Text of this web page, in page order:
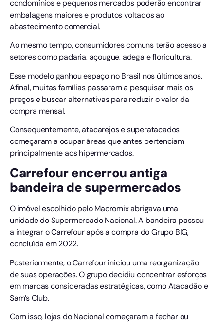
condomínios e pequenos mercados poderão encontrar
embalagens maiores e produtos voltados ao
abastecimento comercial.
Ao mesmo tempo, consumidores comuns terão acesso a
setores como padaria, açougue, adega e floricultura.
Esse modelo ganhou espaço no Brasil nos últimos anos.
Afinal, muitas famílias passaram a pesquisar mais os
preços e buscar alternativas para reduzir o valor da
compra mensal.
Consequentemente, atacarejos e superatacados
começaram a ocupar áreas que antes pertenciam
principalmente aos hipermercados.
Carrefour encerrou antiga
bandeira de supermercados
O imóvel escolhido pelo Macromix abrigava uma
unidade do Supermercado Nacional. A bandeira passou
a integrar o Carrefour após a compra do Grupo BIG,
concluída em 2022.
Posteriormente, o Carrefour iniciou uma reorganização
de suas operações. O grupo decidiu concentrar esforços
em marcas consideradas estratégicas, como Atacadão e
Sam’s Club.
Com isso, lojas do Nacional começaram a fechar ou